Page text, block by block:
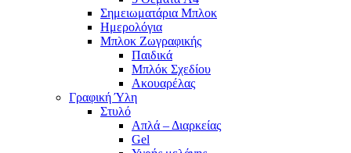
Σημειωματάρια Μπλοκ
Ημερολόγια
Μπλοκ Ζωγραφικής
Παιδικά
Μπλόκ Σχεδίου
Ακουαρέλας
Γραφική Ύλη
Στυλό
Απλά – Διαρκείας
Gel